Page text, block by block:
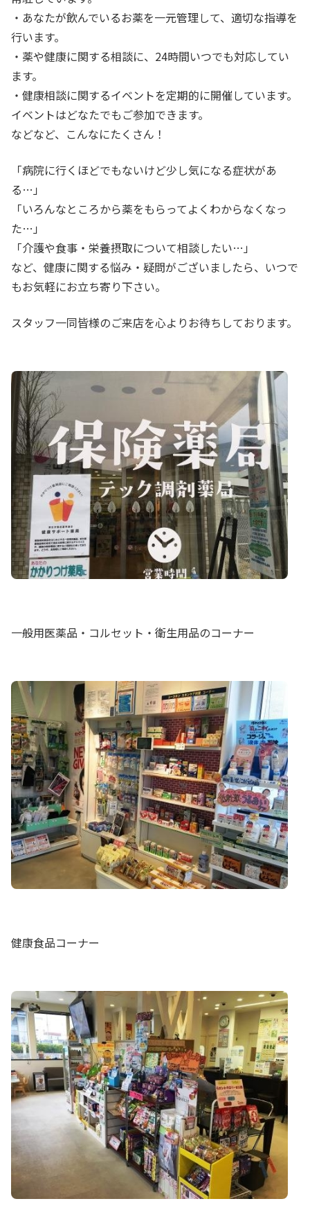
・あなたが飲んでいるお薬を一元管理して、適切な指導を
行います。
・薬や健康に関する相談に、24時間いつでも対応してい
ます。
・健康相談に関するイベントを定期的に開催しています。
イベントはどなたでもご参加できます。
などなど、こんなにたくさん！
「病院に行くほどでもないけど少し気になる症状があ
る…」
「いろんなところから薬をもらってよくわからなくなっ
た…」
「介護や食事・栄養摂取について相談したい…」
など、健康に関する悩み・疑問がございましたら、いつで
もお気軽にお立ち寄り下さい。
スタッフ一同皆様のご来店を心よりお待ちしております。
一般用医薬品・コルセット・衛生用品のコーナー
健康食品コーナー